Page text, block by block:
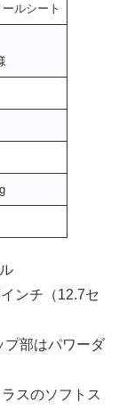
ルシート
ンチ（12.7セ
プ部はパワーダ
スのソフトス